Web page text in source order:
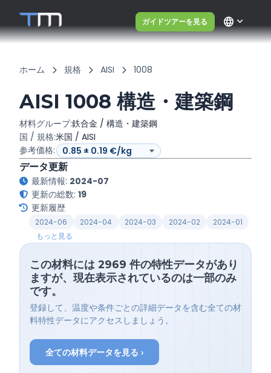
ガイドツアーを見る language
ホーム 規格 AISI 1008
AISI 1008 構造・建築鋼
材料グループ:鉄合金 / 構造・建築鋼
国 / 規格:米国 / AISI
参考価格:
データ更新
最新情報: 2024-07
更新の総数: 19
更新履歴
2024-06 2024-04 2024-03 2024-02 2024-01
もっと見る
この材料には 2969 件の特性データがあり
ますが、現在表示されているのは一部のみ
です。
登録して、温度や条件ごとの詳細データを含む全ての材
料特性データにアクセスしましょう。
全ての材料データを見る ›